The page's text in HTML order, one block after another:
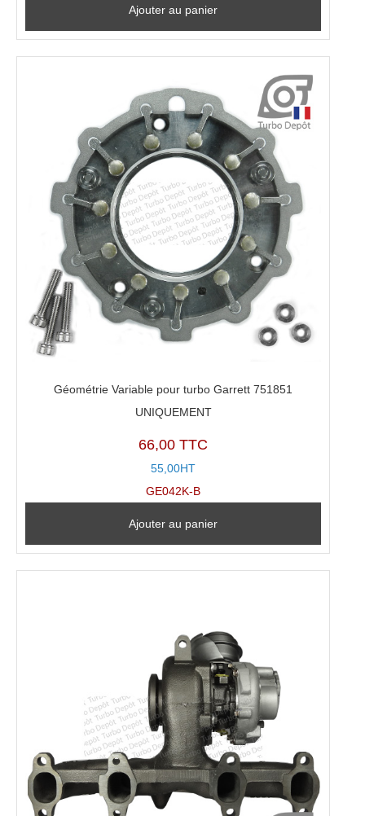
Ajouter au panier
Géométrie Variable pour turbo Garrett 751851
UNIQUEMENT
66,00 TTC
55,00HT
GE042K-B
Ajouter au panier